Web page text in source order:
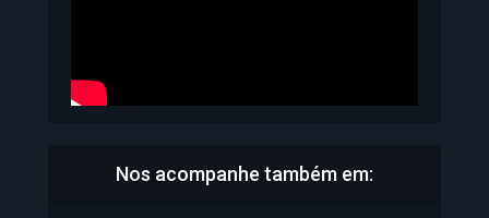
Nos acompanhe também em: